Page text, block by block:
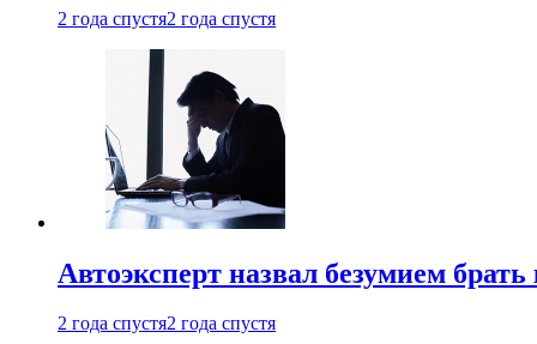
2 года спустя2 года спустя
Автоэксперт назвал безумием
2 года спустя2 года спустя